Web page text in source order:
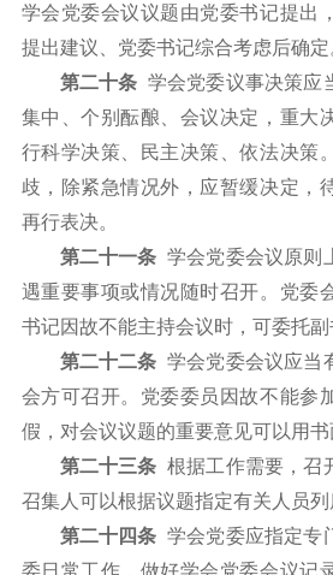
学会党委会议议题由党委书记提出
提出建议、党委书记综合考虑后确定
第二十条 学会党委议事决策应
集中、个别酝酿、会议决定，重大
行科学决策、民主决策、依法决策
歧，除紧急情况外，应暂缓决定，
再行表决。
第二十一条 学会党委会议原则
遇重要事项或情况随时召开。党委
书记因故不能主持会议时，可委托副
第二十二条 学会党委会议应当
会方可召开。党委委员因故不能参
假，对会议议题的重要意见可以用书
第二十三条 根据工作需要，召
召集人可以根据议题指定有关人员列
第二十四条 学会党委应指定专
委日常工作，做好学会党委会议记